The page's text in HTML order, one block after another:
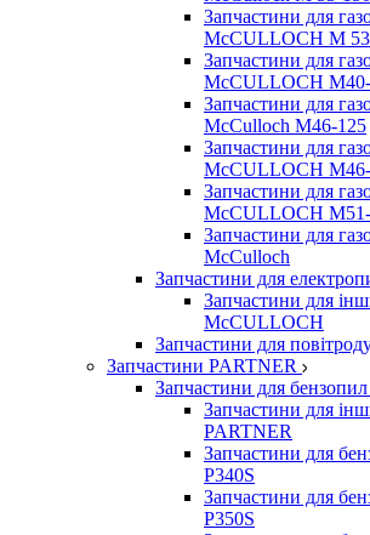
Запчастини для
McCULLOCH M
Запчастини для
McCULLOCH
Запчастини для
McCulloch M46-125
Запчастини для
McCULLOCH
Запчастини для
McCULLOCH
Запчастини для
McCulloch
Запчастини для
Запчастини для
McCULLOCH
Запчастини для
Запчастини PARTNER
Запчастини для
Запчастини для
PARTNER
Запчастини для
P340S
Запчастини для
P350S